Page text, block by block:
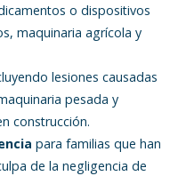
o dispositivos
maquinaria agrícola y
lesiones causadas
pesada y
construcción.
para familias que han
de la negligencia de